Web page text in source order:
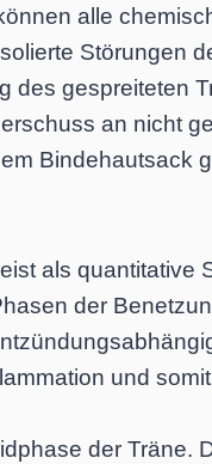
alle
Störungen
des gespreiteten
an nicht
Bindehautsack
als quantitative
der
und
der Träne.